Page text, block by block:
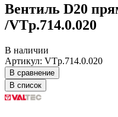
Вентиль D20
/VTp.714.0.020
В наличии
Артикул: VTp.714.0.020
В сравнение
В список